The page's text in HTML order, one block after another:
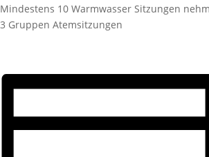
Mindestens 10 Warmwasser Sitzungen
3 Gruppen Atemsitzungen